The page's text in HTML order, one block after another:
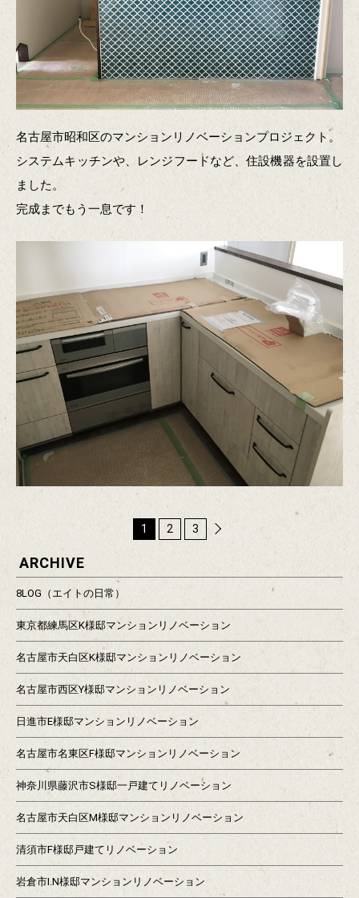
名古屋市昭和区のマンションリノベーションプロジェクト。
システムキッチンや、レンジフードなど、住設機器を設置し
ました。
完成までもう一息です！
1 2
3
へ
ARCHIVE
8LOG（エイトの日常）
東京都練馬区K様邸マンションリノベーション
名古屋市天白区K様邸マンションリノベーション
名古屋市西区Y様邸マンションリノベーション
日進市E様邸マンションリノベーション
名古屋市名東区F様邸マンションリノベーション
神奈川県藤沢市S様邸一戸建てリノベーション
名古屋市天白区M様邸マンションリノベーション
清須市F様邸戸建てリノベーション
岩倉市I.N様邸マンションリノベーション